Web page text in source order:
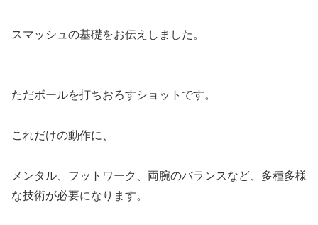
スマッシュの基礎をお伝えしました。
ただボールを打ちおろすショットです。
これだけの動作に、
メンタル、フットワーク、両腕のバランスなど、多種多様
な技術が必要になります。